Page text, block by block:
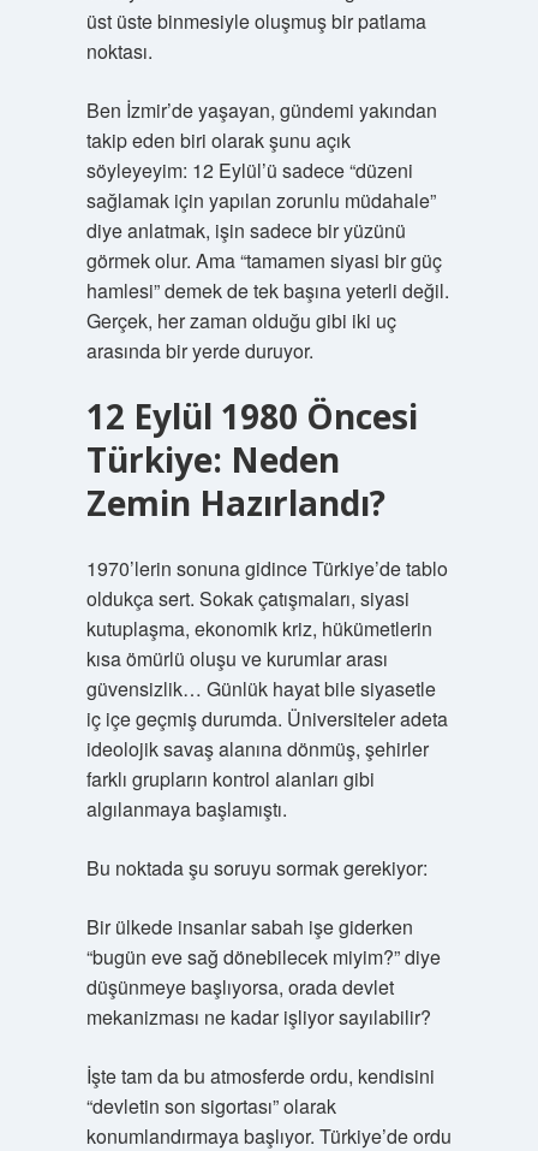
üst üste binmesiyle oluşmuş bir patlama
noktası.
Ben İzmir’de yaşayan, gündemi yakından
takip eden biri olarak şunu açık
söyleyeyim: 12 Eylül’ü sadece “düzeni
sağlamak için yapılan zorunlu müdahale”
diye anlatmak, işin sadece bir yüzünü
görmek olur. Ama “tamamen siyasi bir güç
hamlesi” demek de tek başına yeterli değil.
Gerçek, her zaman olduğu gibi iki uç
arasında bir yerde duruyor.
12 Eylül 1980 Öncesi
Türkiye: Neden
Zemin Hazırlandı?
1970’lerin sonuna gidince Türkiye’de tablo
oldukça sert. Sokak çatışmaları, siyasi
kutuplaşma, ekonomik kriz, hükümetlerin
kısa ömürlü oluşu ve kurumlar arası
güvensizlik… Günlük hayat bile siyasetle
iç içe geçmiş durumda. Üniversiteler adeta
ideolojik savaş alanına dönmüş, şehirler
farklı grupların kontrol alanları gibi
algılanmaya başlamıştı.
Bu noktada şu soruyu sormak gerekiyor:
Bir ülkede insanlar sabah işe giderken
“bugün eve sağ dönebilecek miyim?” diye
düşünmeye başlıyorsa, orada devlet
mekanizması ne kadar işliyor sayılabilir?
İşte tam da bu atmosferde ordu, kendisini
“devletin son sigortası” olarak
konumlandırmaya başlıyor. Türkiye’de ordu